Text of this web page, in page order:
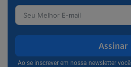
Assinar
Ao se inscrever em nossa newsletter